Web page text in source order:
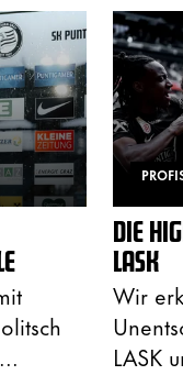
DIE
LASK
Wir
LASK